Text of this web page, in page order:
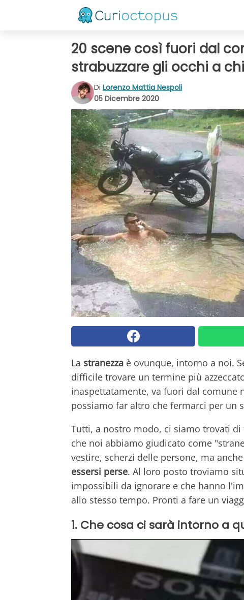
20 scene così fuori dal
strabuzzare gli occhi a
Di Lorenzo Mattia Nespoli
05 Dicembre 2020
La stranezza è ovunque, intorno a noi.
difficile trovare un termine più
inaspettatamente, va fuori dal comune
possiamo far altro che fermarci per un
Tutti, a nostro modo, ci siamo trovati
che noi abbiamo giudicato come
vestire, scherzi delle persone, ma
essersi perse. Al loro posto troviamo
impossibili da ignorare e che hanno
allo stesso tempo. Pronti a fare un
1. Che cosa ci sarà intorno a